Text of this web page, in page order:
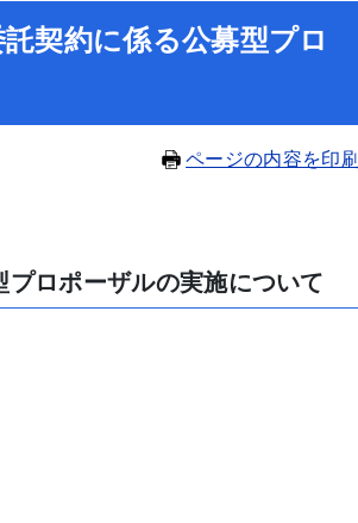
契約に係る公募型プロ
ページの内容を印刷
ロポーザルの実施について